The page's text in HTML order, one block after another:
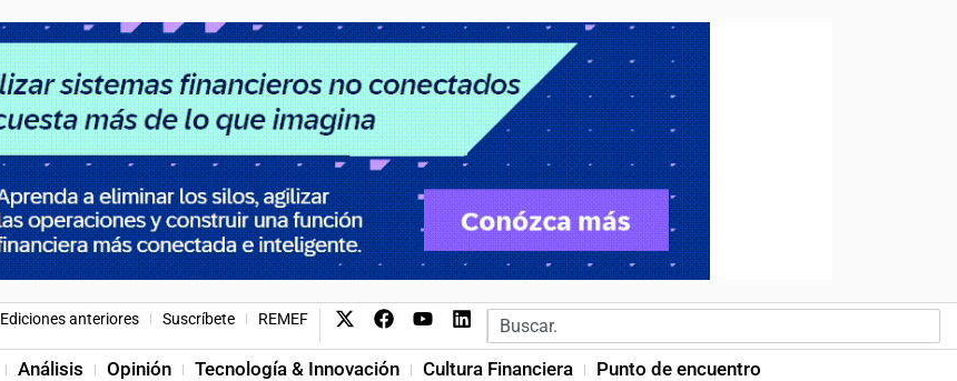
Ediciones anteriores Suscríbete REMEF
Análisis Opinión Tecnología & Innovación Cultura Financiera Punto de encuentro